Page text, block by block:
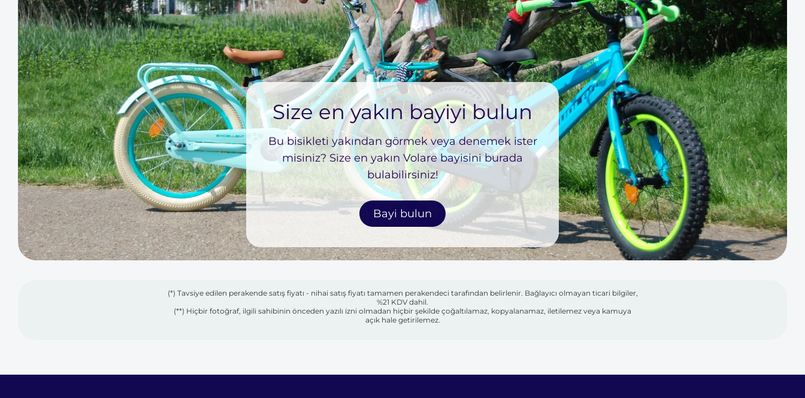
Size en yakın bayiyi bulun
Bu bisikleti yakından görmek veya denemek ister
misiniz? Size en yakın Volare bayisini burada
bulabilirsiniz!
Bayi bulun
(*) Tavsiye edilen perakende satış fiyatı - nihai satış fiyatı tamamen perakendeci tarafından belirlenir. Bağlayıcı olmayan ticari bilgiler,
%21 KDV dahil.
(**) Hiçbir fotoğraf, ilgili sahibinin önceden yazılı izni olmadan hiçbir şekilde çoğaltılamaz, kopyalanamaz, iletilemez veya kamuya
açık hale getirilemez.
Currency
Euro
SHOP NOW